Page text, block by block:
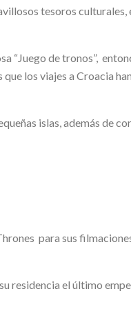
tesoros
“Juego de tronos”,
los viajes a Croacia
islas, además de
para sus
residencia el último